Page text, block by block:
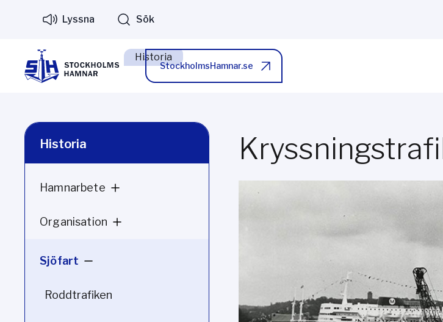
Lyssna Sök
Historia
StockholmsHamnar.se
Historia
Hamnarbete
Organisation
Sjöfart
Roddtrafiken